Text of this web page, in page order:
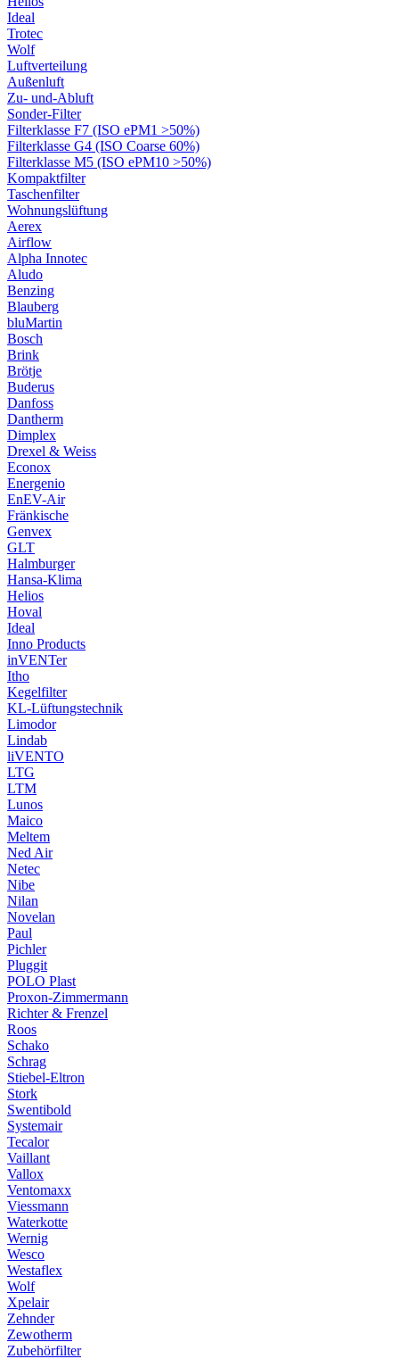
Ideal
Trotec
Wolf
Luftverteilung
Außenluft
Zu- und-Abluft
Sonder-Filter
Filterklasse F7 (ISO ePM1 >50%)
Filterklasse G4 (ISO Coarse 60%)
Filterklasse M5 (ISO ePM10 >50%)
Kompaktfilter
Taschenfilter
Wohnungslüftung
Aerex
Airflow
Alpha Innotec
Aludo
Benzing
Blauberg
bluMartin
Bosch
Brink
Brötje
Buderus
Danfoss
Dantherm
Dimplex
Drexel & Weiss
Econox
Energenio
EnEV-Air
Fränkische
Genvex
GLT
Halmburger
Hansa-Klima
Helios
Hoval
Ideal
Inno Products
inVENTer
Itho
Kegelfilter
KL-Lüftungstechnik
Limodor
Lindab
liVENTO
LTG
LTM
Lunos
Maico
Meltem
Ned Air
Netec
Nibe
Nilan
Novelan
Paul
Pichler
Pluggit
POLO Plast
Proxon-Zimmermann
Richter & Frenzel
Roos
Schako
Schrag
Stiebel-Eltron
Stork
Swentibold
Systemair
Tecalor
Vaillant
Vallox
Ventomaxx
Viessmann
Waterkotte
Wernig
Wesco
Westaflex
Wolf
Xpelair
Zehnder
Zewotherm
Zubehörfilter